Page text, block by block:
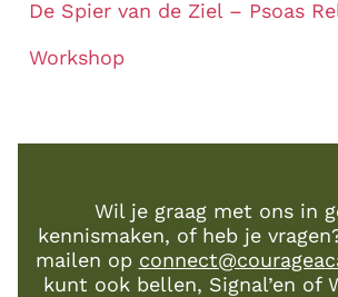
De Spier van de Ziel – Psoas
Workshop
Wil je graag met ons in
kennismaken, of heb je
mailen op
kunt ook bellen, Signal’en of